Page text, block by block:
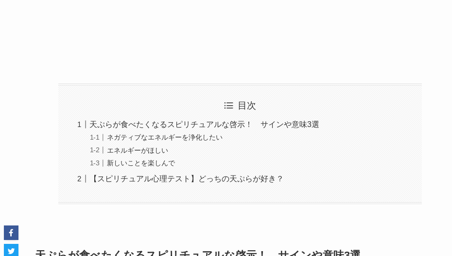
目次
天ぷらが食べたくなるスピリチュアルな啓示！ サインや意味3選
ネガティブなエネルギーを浄化したい
エネルギーがほしい
新しいことを楽しんで
【スピリチュアル心理テスト】どっちの天ぷらが好き？